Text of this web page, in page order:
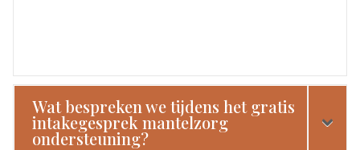
Wat bespreken we tijdens het gratis
intakegesprek mantelzorg
ondersteuning?